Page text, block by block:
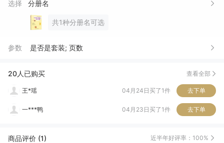
选择 分册名
共1种分册名可选
参数 是否是套装; 页数
20人已购买 查看全部
杨*璐
万***侯
陈*秋 去下单
王*瑶 04月24日买了1件 去下单
一***鸭 04月23日买了1件 去下单
商品评价 (1) 近半年好评率：100%